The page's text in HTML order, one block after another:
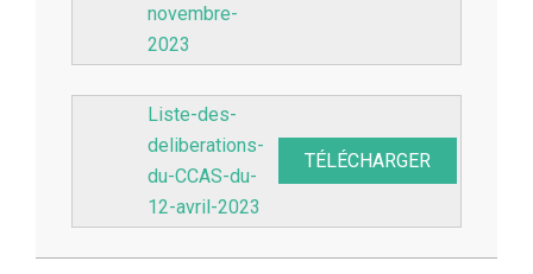
novembre-
2023
Liste-des-
deliberations-
du-CCAS-du-
12-avril-2023
TÉLÉCHARGER
2023-